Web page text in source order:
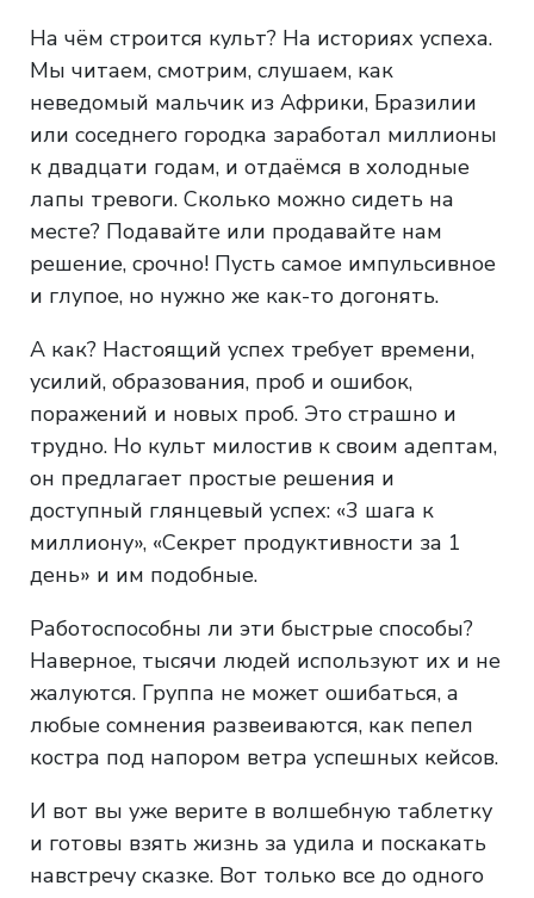
На чём строится культ? На историях успеха.
Мы читаем, смотрим, слушаем, как
неведомый мальчик из Африки, Бразилии
или соседнего городка заработал миллионы
к двадцати годам, и отдаёмся в холодные
лапы тревоги. Сколько можно сидеть на
месте? Подавайте или продавайте нам
решение, срочно! Пусть самое импульсивное
и глупое, но нужно же как-то догонять.
А как? Настоящий успех требует времени,
усилий, образования, проб и ошибок,
поражений и новых проб. Это страшно и
трудно. Но культ милостив к своим адептам,
он предлагает простые решения и
доступный глянцевый успех: «3 шага к
миллиону», «Секрет продуктивности за 1
день» и им подобные.
Работоспособны ли эти быстрые способы?
Наверное, тысячи людей используют их и не
жалуются. Группа не может ошибаться, а
любые сомнения развеиваются, как пепел
костра под напором ветра успешных кейсов.
И вот вы уже верите в волшебную таблетку
и готовы взять жизнь за удила и поскакать
навстречу сказке. Вот только все до одного